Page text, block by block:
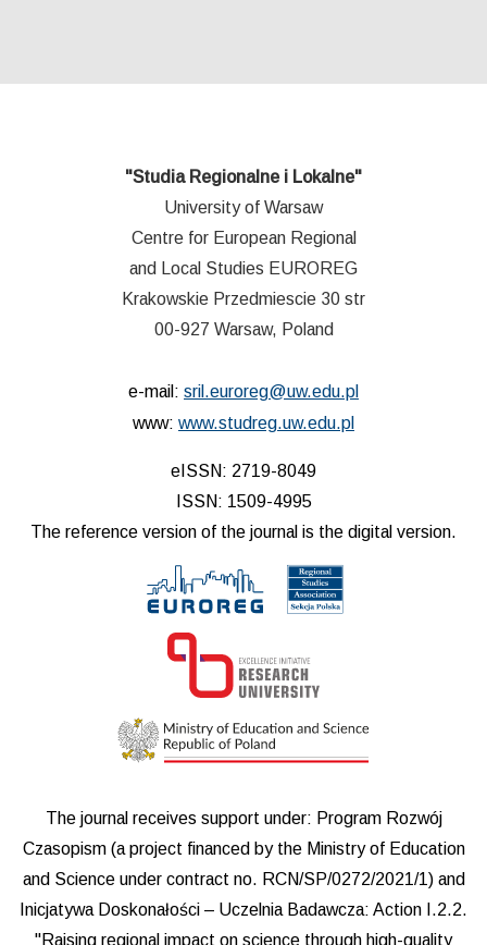
"Studia Regionalne i Lokalne"
University of Warsaw
Centre for European Regional
and Local Studies EUROREG
Krakowskie Przedmiescie 30 str
00-927 Warsaw, Poland
e-mail: sril.euroreg@uw.edu.pl
www: www.studreg.uw.edu.pl
eISSN: 2719-8049
ISSN: 1509-4995
The reference version of the journal is the digital version.
The journal receives support under: Program Rozwój
Czasopism (a project financed by the Ministry of Education
and Science under contract no. RCN/SP/0272/2021/1) and
Inicjatywa Doskonałości – Uczelnia Badawcza: Action I.2.2.
"Raising regional impact on science through high-quality